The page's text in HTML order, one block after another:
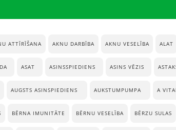
ATTĪRĪŠANA AKNU DARBĪBA AKNU VESELĪBA ALAT
ASAT ASINSSPIEDIENS ASINS VĒZIS
AUGSTS ASINSPIEDIENS AUKSTUMPUMPA A
BĒRNA IMUNITĀTE BĒRNU VESELĪBA BĒRZU SULAS